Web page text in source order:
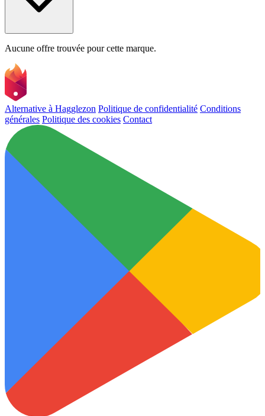
Aucune offre trouvée pour cette marque.
Alternative à Hagglezon Politique de confidentialité Conditions
générales Politique des cookies Contact